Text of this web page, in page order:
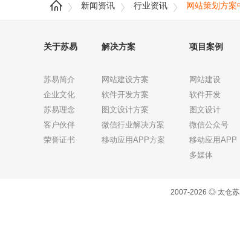
新闻资讯 行业资讯 网站策划方案
关于苏易
苏易简介
企业文化
苏易理念
客户伙伴
荣誉证书
解决方案
网站建设方案
软件开发方案
图文设计方案
微信行业解决方案
移动应用APP方案
项目案例
网站建设
软件开发
图文设计
微信公众号
移动应用APP
多媒体
2007-2026 ◎ 太仓苏